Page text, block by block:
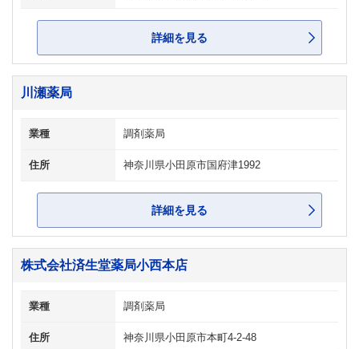
詳細を見る
川瀬薬局
業種 調剤薬局
住所 神奈川県小田原市国府津1992
詳細を見る
株式会社済生堂薬局小西本店
業種 調剤薬局
住所 神奈川県小田原市本町4-2-48